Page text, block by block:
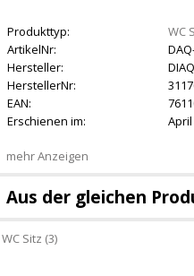
Produkttyp:
WC
ArtikelNr:
Hersteller:
HerstellerNr:
EAN:
Erschienen im:
April
mehr Anzeigen
Aus der gleichen
WC Sitz (3)